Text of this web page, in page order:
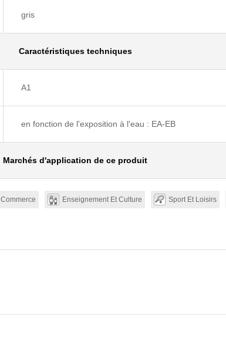
gris
Caractéristiques techniques
A1
en fonction de l'exposition à l'eau : EA-EB
Marchés d'application de ce produit
Commerce Enseignement Et Culture Sport Et Loisirs